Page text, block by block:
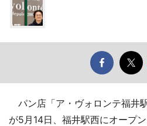
パン店「ア・ヴォロンテ福井
が5月14日、福井駅西にオープン